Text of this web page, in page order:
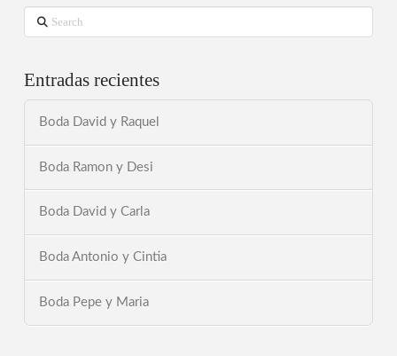
Search
Entradas recientes
Boda David y Raquel
Boda Ramon y Desi
Boda David y Carla
Boda Antonio y Cintia
Boda Pepe y Maria